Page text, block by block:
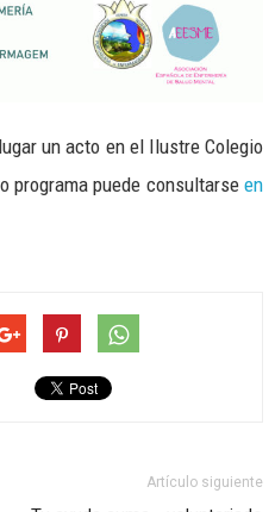
un acto en el Ilustre Colegio
programa puede consultarse en
Artículo siguiente